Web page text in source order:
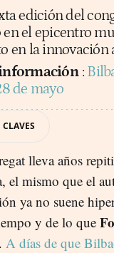
edición del
en el epicentro
en la innovación
:
de mayo
CLAVES
lleva años
el mismo que el
ya no suene
y de lo que
. A días de que